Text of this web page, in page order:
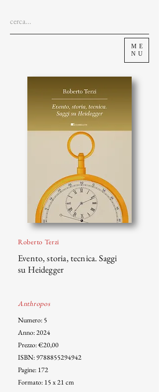
ME
NU
Roberto Terzi
Evento, storia, tecnica. Saggi
su Heidegger
Anthropos
Numero: 5
Anno: 2024
Prezzo: €20,00
ISBN: 9788855294942
Pagine: 172
Formato: 15 x 21 cm